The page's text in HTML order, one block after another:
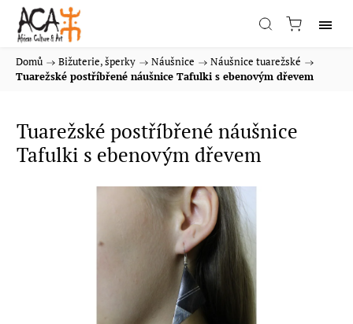
Domů / Bižuterie, šperky / Náušnice / Náušnice tuarežské /
Tuarežské postříbřené náušnice Tafulki s ebenovým dřevem
Tuarežské postříbřené náušnice
Tafulki s ebenovým dřevem